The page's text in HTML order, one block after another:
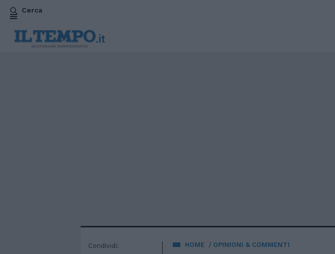
Cerca
HOME OPINIONI & COMMENTI
Condividi: